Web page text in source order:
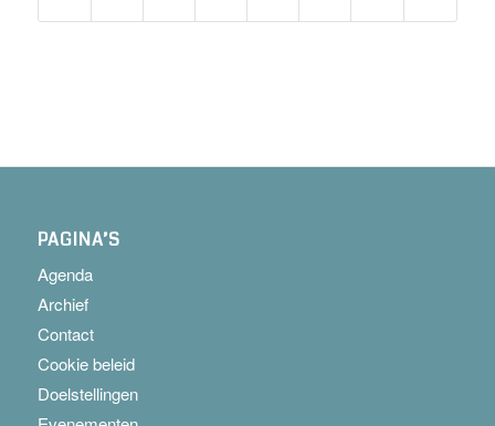
PAGINA’S
Agenda
Archief
Contact
Cookie beleid
Doelstellingen